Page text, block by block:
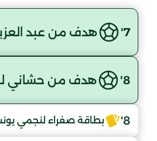
7' هدف من عبد
8' هدف من حشاني
8' بطاقة صفراء لنجمي